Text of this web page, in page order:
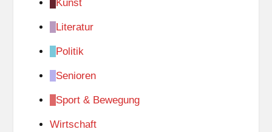
Kunst
Literatur
Politik
Senioren
Sport & Bewegung
Wirtschaft